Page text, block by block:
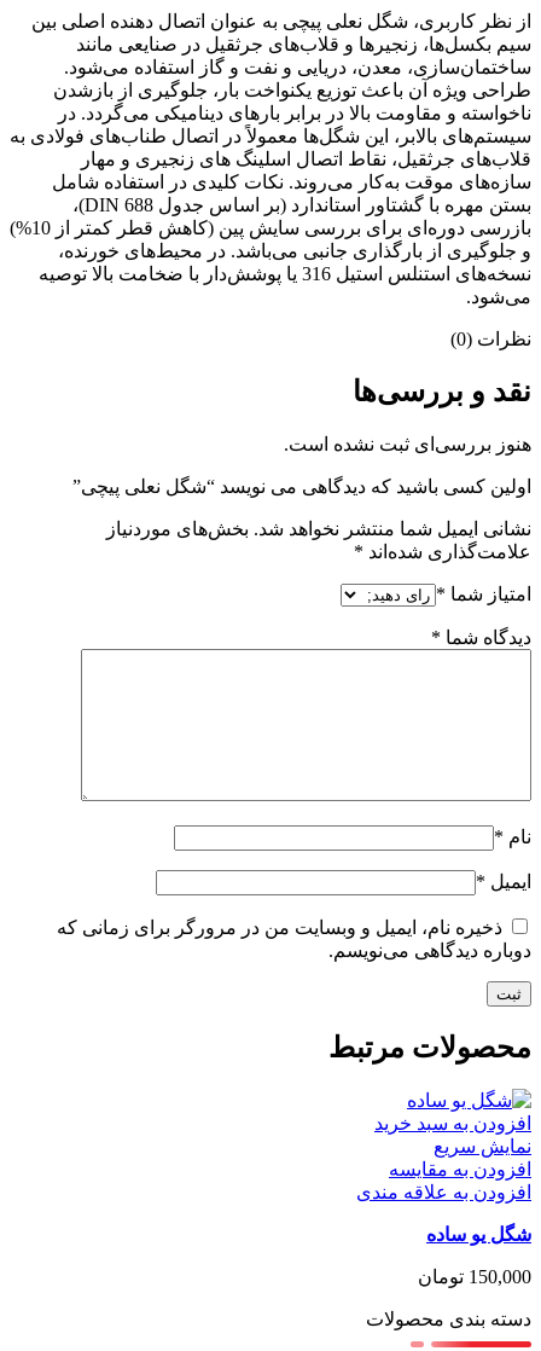
از نظر کاربری، شگل نعلی پیچی به‌ عنوان اتصال‌ دهنده اصلی بین
سیم‌ بکسل‌ها، زنجیرها و قلاب‌های جرثقیل در صنایعی مانند
ساختمان‌سازی، معدن، دریایی و نفت و گاز استفاده می‌شود.
طراحی ویژه آن باعث توزیع یکنواخت بار، جلوگیری از بازشدن
ناخواسته و مقاومت بالا در برابر بارهای دینامیکی می‌گردد. در
سیستم‌های بالابر، این شگل‌ها معمولاً در اتصال طناب‌های فولادی به
قلاب‌های جرثقیل، نقاط اتصال اسلینگ‌ های زنجیری و مهار
سازه‌های موقت به‌کار می‌روند. نکات کلیدی در استفاده شامل
بستن مهره با گشتاور استاندارد (بر اساس جدول DIN 688)،
بازرسی دوره‌ای برای بررسی سایش پین (کاهش قطر کمتر از 10%)
و جلوگیری از بارگذاری جانبی می‌باشد. در محیط‌های خورنده،
نسخه‌های استنلس استیل 316 یا پوشش‌دار با ضخامت بالا توصیه
می‌شود.
نظرات (0)
نقد و بررسی‌ها
هنوز بررسی‌ای ثبت نشده است.
اولین کسی باشید که دیدگاهی می نویسد “شگل نعلی پیچی”
نشانی ایمیل شما منتشر نخواهد شد. بخش‌های موردنیاز
علامت‌گذاری شده‌اند *
امتیاز شما *
دیدگاه شما *
نام *
ایمیل *
ذخیره نام، ایمیل و وبسایت من در مرورگر برای زمانی که
دوباره دیدگاهی می‌نویسم.
محصولات مرتبط
افزودن به سبد خرید
نمایش سریع
افزودن به مقایسه
افزودن به علاقه مندی
شگل یو ساده
150,000 تومان
دسته بندی محصولات